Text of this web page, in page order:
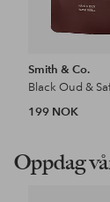
Smith & Co.
199 NOK
Oppdag